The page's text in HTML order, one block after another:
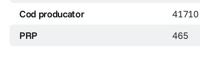
Cod producator
41710
PRP
465